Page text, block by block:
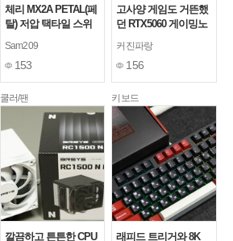
체리 MX2A PETAL(페
탈) 저압 택타일 스위
Sam209
153
고사양 게임도 거뜬했
던 RTX5060 게이밍노
R7TF 리뷰
커진파랑
156
쿨러/팬
깔끔하고 튼튼한 CPU
키보드
래피드 트리거와 8K